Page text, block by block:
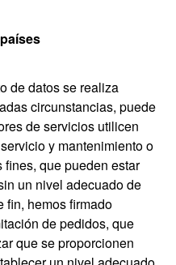
de datos se realiza
circunstancias, puede
de servicios utilicen
y mantenimiento o
que pueden estar
un nivel adecuado de
fin, hemos firmado
de pedidos, que
que se proporcionen